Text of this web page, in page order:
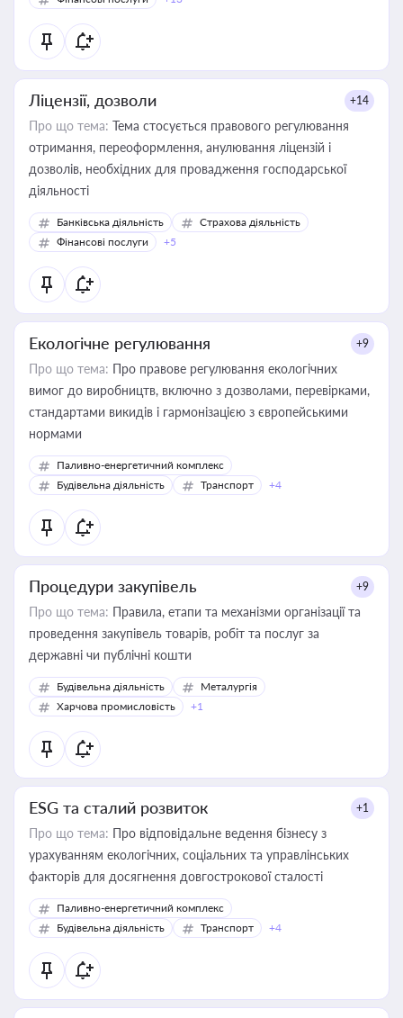
Ліцензії, дозволи +14
Про що тема: Тема стосується правового регулювання
отримання, переоформлення, анулювання ліцензій і
дозволів, необхідних для провадження господарської
діяльності
Банківська діяльність
Страхова діяльність
Фінансові послуги
+5
Екологічне регулювання +9
Про що тема: Про правове регулювання екологічних
вимог до виробництв, включно з дозволами, перевірками,
стандартами викидів і гармонізацією з європейськими
нормами
Паливно-енергетичний комплекс
Будівельна діяльність
Транспорт +4
Процедури закупівель +9
Про що тема: Правила, етапи та механізми організації та
проведення закупівель товарів, робіт та послуг за
державні чи публічні кошти
Будівельна діяльність
Металургія
Харчова промисловість
+1
ESG та сталий розвиток +1
Про що тема: Про відповідальне ведення бізнесу з
урахуванням екологічних, соціальних та управлінських
факторів для досягнення довгострокової сталості
Паливно-енергетичний комплекс
Будівельна діяльність
Транспорт +4